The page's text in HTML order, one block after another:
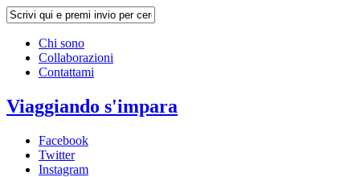
Chi sono
Collaborazioni
Contattami
Viaggiando s'impara
Facebook
Twitter
Instagram